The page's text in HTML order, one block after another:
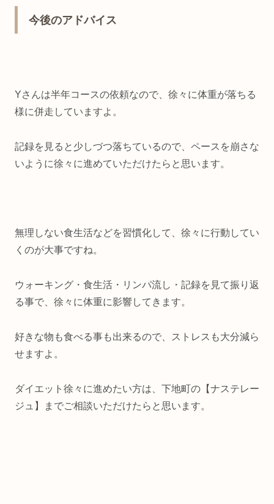
今後のアドバイス
Yさんは半年コースの依頼なので、徐々に体重が落ちる
様に併走していますよ。
記録を見ると少しづつ落ちているので、ペースを崩さな
いように徐々に進めていただけたらと思います。
無理しない食生活などを習慣化して、徐々に行動してい
くのが大事ですね。
ウォーキング・食生活・リンパ流し・記録を見て振り返
る事で、徐々に体重に影響してきます。
好きな物も食べる事も出来るので、ストレスも大分減ら
せますよ。
ダイエット徐々に進めたい方は、下地町の【ナステレー
ジュ】までご相談いただけたらと思います。